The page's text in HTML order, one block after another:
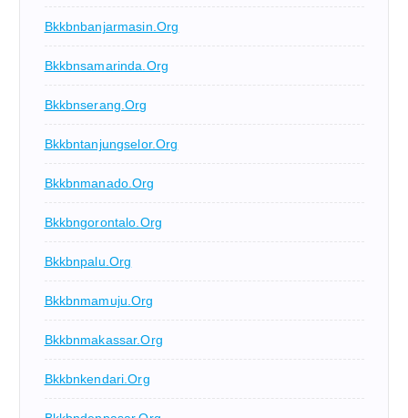
Bkkbnbanjarmasin.org
Bkkbnsamarinda.org
Bkkbnserang.org
Bkkbntanjungselor.org
Bkkbnmanado.org
Bkkbngorontalo.org
Bkkbnpalu.org
Bkkbnmamuju.org
Bkkbnmakassar.org
Bkkbnkendari.org